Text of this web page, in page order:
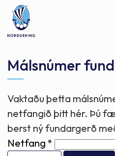
Leita
Málsnúmer
Vaktaðu þetta
netfangið þitt hér. Þú
berst ný fundargerð
Netfang